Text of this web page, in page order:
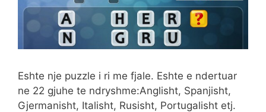
Eshte nje puzzle i ri me fjale. Eshte e ndertuar
ne 22 gjuhe te ndryshme:Anglisht, Spanjisht,
Gjermanisht, Italisht, Rusisht, Portugalisht etj.